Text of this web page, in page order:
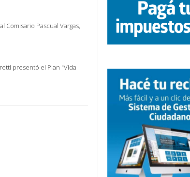
Pascual Vargas,
presentó el Plan "Vida